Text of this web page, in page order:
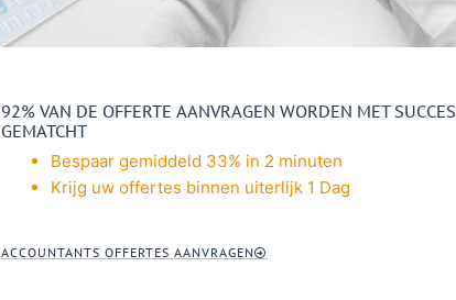
92% VAN DE OFFERTE AANVRAGEN WORDEN MET SUCCES
GEMATCHT
Bespaar gemiddeld 33% in 2 minuten
Krijg uw offertes binnen uiterlijk 1 Dag
ACCOUNTANTS OFFERTES AANVRAGEN